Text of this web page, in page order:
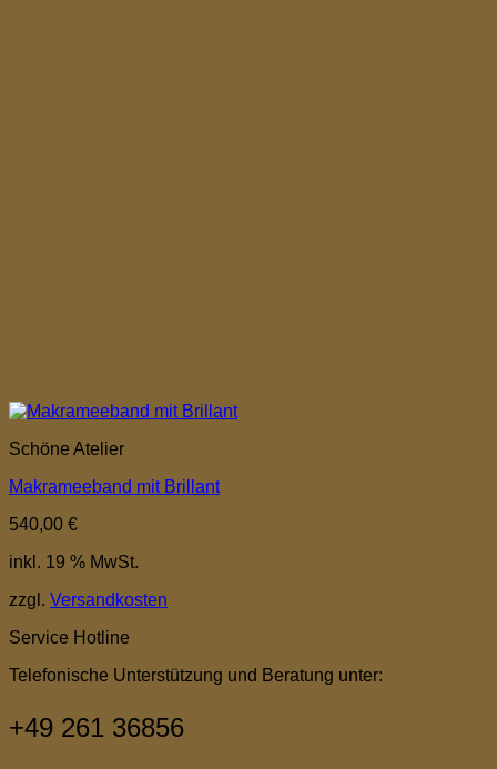
Schöne Atelier
Makrameeband mit Brillant
540,00 €
inkl. 19 % MwSt.
zzgl. Versandkosten
Service Hotline
Telefonische Unterstützung und Beratung unter:
+49 261 36856